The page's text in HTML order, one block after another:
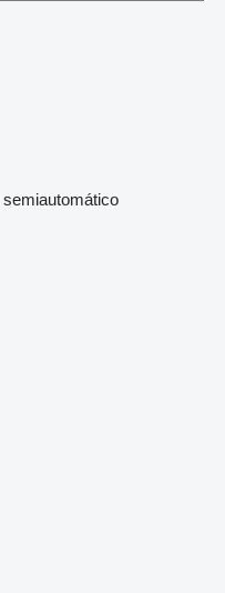
semiautomático